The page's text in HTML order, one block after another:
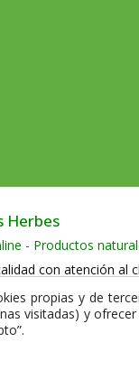
Herbes
- Productos
con atención al
está
el proceso de
propias y de
visitadas) y